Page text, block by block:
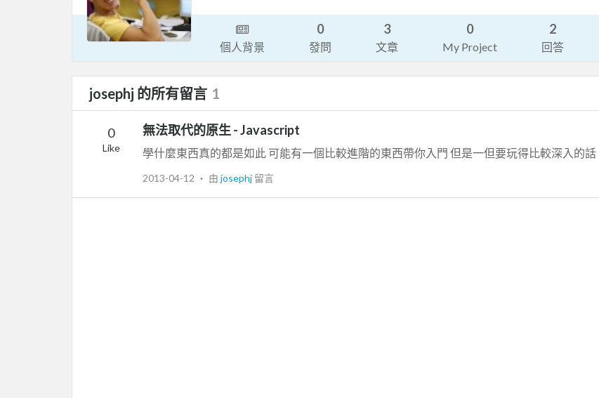
個人背景
0
發問
3
文章
0
My Project
2
回答
josephj 的所有留言 1
0
Like
無法取代的原生 - Javascript
2013-04-12 ‧ 由 josephj 留言